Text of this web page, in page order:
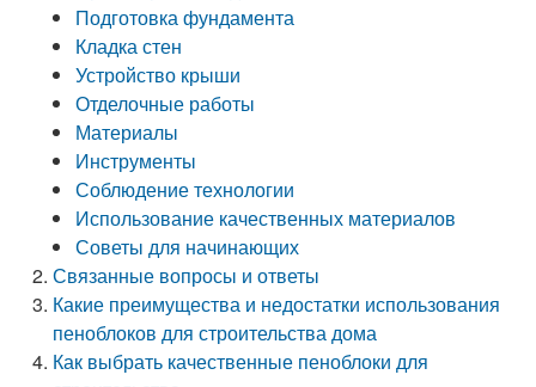
Подготовка фундамента
Кладка стен
Устройство крыши
Отделочные работы
Материалы
Инструменты
Соблюдение технологии
Использование качественных материалов
Советы для начинающих
Связанные вопросы и ответы
Какие преимущества и недостатки использования
пеноблоков для строительства дома
Как выбрать качественные пеноблоки для